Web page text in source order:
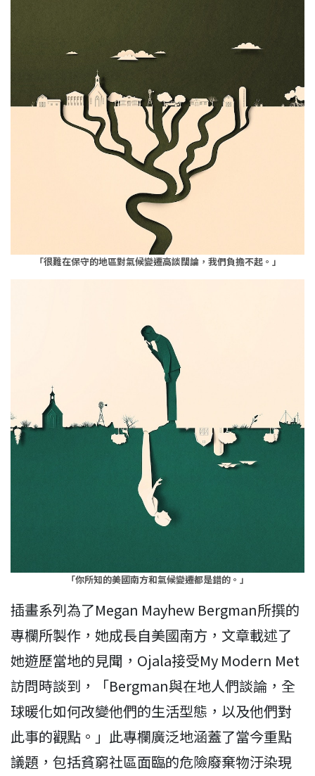
「很難在保守的地區對氣候變遷高談闊論，我們負擔不起。」
「你所知的美國南方和氣候變遷都是錯的。」
插畫系列為了Megan Mayhew Bergman所撰的
專欄所製作，她成長自美國南方，文章載述了
她遊歷當地的見聞，Ojala接受My Modern Met
訪問時談到，「Bergman與在地人們談論，全
球暖化如何改變他們的生活型態，以及他們對
此事的觀點。」此專欄廣泛地涵蓋了當今重點
議題，包括貧窮社區面臨的危險廢棄物汙染現